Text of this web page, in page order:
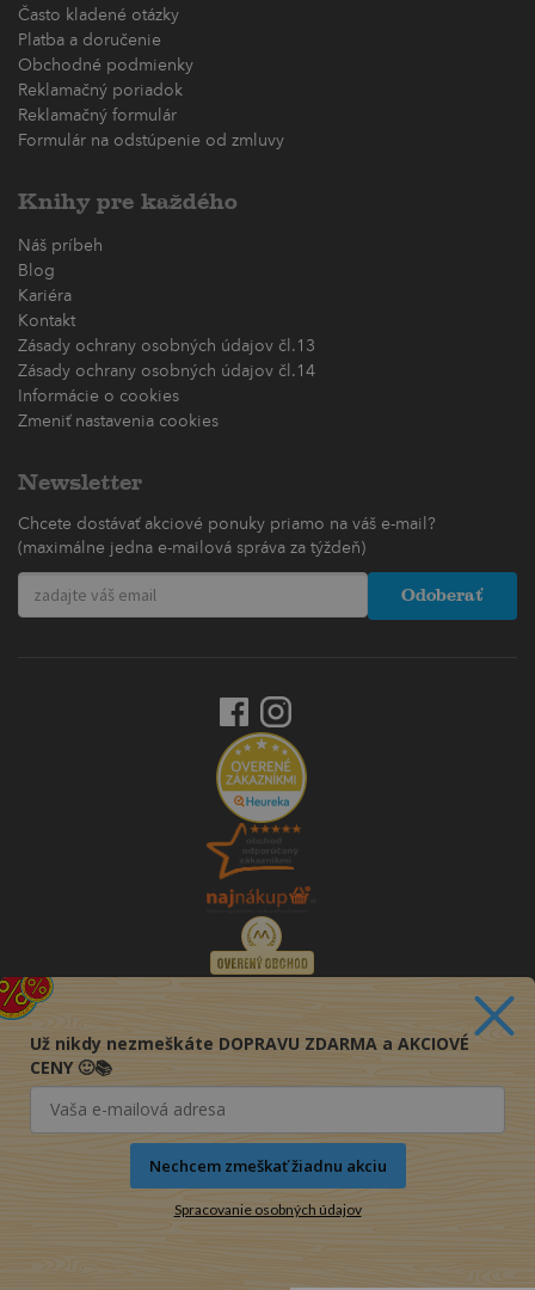
Často kladené otázky
Platba a doručenie
Obchodné podmienky
Reklamačný poriadok
Reklamačný formulár
Formulár na odstúpenie od zmluvy
Knihy pre každého
Náš príbeh
Blog
Kariéra
Kontakt
Zásady ochrany osobných údajov čl.13
Zásady ochrany osobných údajov čl.14
Informácie o cookies
Zmeniť nastavenia cookies
Newsletter
Chcete dostávať akciové ponuky priamo na váš e-mail?
(maximálne jedna e-mailová správa za týždeň)
Odoberať
Už nikdy nezmeškáte DOPRAVU ZDARMA a AKCIOVÉ
CENY 🙂📚
Nechcem zmeškať žiadnu akciu
Spracovanie osobných údajov